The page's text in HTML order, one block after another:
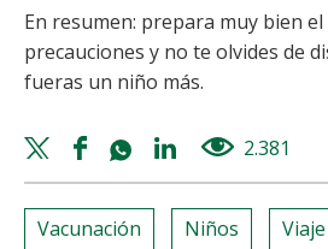
En resumen: prepara muy bien
precauciones y no te olvides de
fueras un niño más.
Twitter
share
Facebook
share
Whatsapp
share
Linkedin
share
2.381
Vacunación Niños Viaje